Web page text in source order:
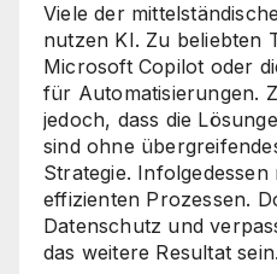
Viele der
nutzen KI. Zu beliebten
Microsoft Copilot oder
für Automatisierungen.
jedoch, dass die
sind ohne
Strategie. Infolgedessen
effizienten Prozessen.
Datenschutz und
das weitere Resultat